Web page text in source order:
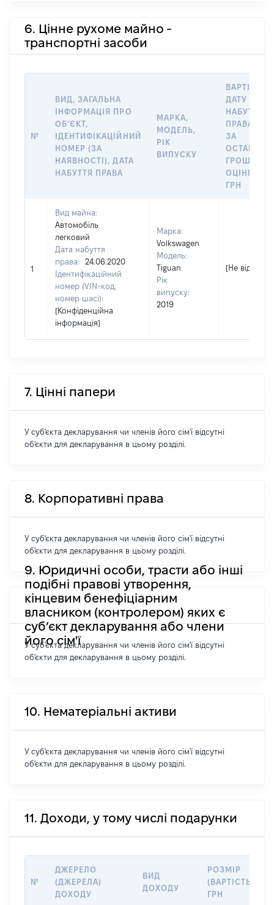
6. Цінне рухоме майно -
транспортні засоби
№
ВИД, ЗАГАЛЬНА
ІНФОРМАЦІЯ ПРО
ОБʼЄКТ,
ІДЕНТИФІКАЦІЙНИЙ
НОМЕР (ЗА
НАЯВНОСТІ), ДАТА
НАБУТТЯ ПРАВА
МАРКА,
МОДЕЛЬ,
РІК
ВИПУСКУ
ВАРТІСТЬ
ДАТУ
НАБУТТЯ
ПРАВА АБО
ЗА
ОЦІНКОЮ,
ГРН
1
Вид майна:
Автомобіль
легковий
Дата набуття
права:
24.06.2020
Ідентифікаційний
номер (VIN-код,
номер шасі):
[Конфіденційна
інформація]
Марка:
Volkswagen
Модель:
Tiguan
Рік
випуску:
2019
[Не відомо]
7. Цінні папери
У суб'єкта декларування чи членів його сім'ї відсутні
об'єкти для декларування в цьому розділі.
8. Корпоративні права
У суб'єкта декларування чи членів його сім'ї відсутні
об'єкти для декларування в цьому розділі.
9. Юридичні особи, трасти або інші
подібні правові утворення,
кінцевим бенефіціарним
власником (контролером) яких є
суб’єкт декларування або члени
його сім'ї
У суб'єкта декларування чи членів його сім'ї відсутні
об'єкти для декларування в цьому розділі.
10. Нематеріальні активи
У суб'єкта декларування чи членів його сім'ї відсутні
об'єкти для декларування в цьому розділі.
11. Доходи, у тому числі подарунки
№
ДЖЕРЕЛО
(ДЖЕРЕЛА)
ДОХОДУ
ВИД
ДОХОДУ
РОЗМІР
(ВАРТІСТЬ),
ГРН